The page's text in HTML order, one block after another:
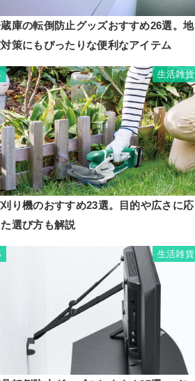
庫の転倒防止グッズおすすめ26選。地
策にもぴったりな便利なアイテム
生活雑貨
り機のおすすめ23選。目的や広さに応
選び方も解説
生活雑貨